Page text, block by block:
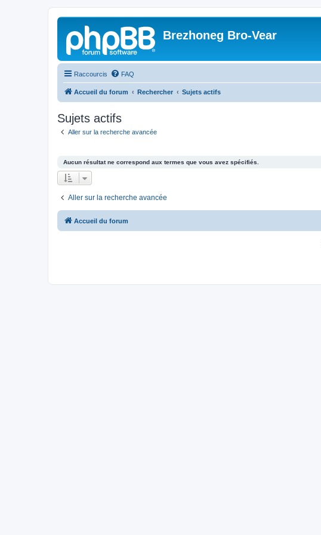
Brezhoneg Bro-Vear
Raccourcis FAQ
Accueil du forum Rechercher Sujets actifs
Sujets actifs
Aller sur la recherche avancée
Aucun résultat ne correspond aux termes que vous avez spécifiés.
Aller sur la recherche avancée
Accueil du forum